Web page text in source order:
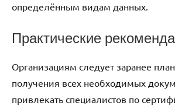
определённым видам данных.
Практические
Организациям следует заранее
получения всех необходимых
привлекать специалистов по